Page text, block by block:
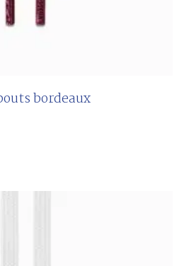
bordeaux